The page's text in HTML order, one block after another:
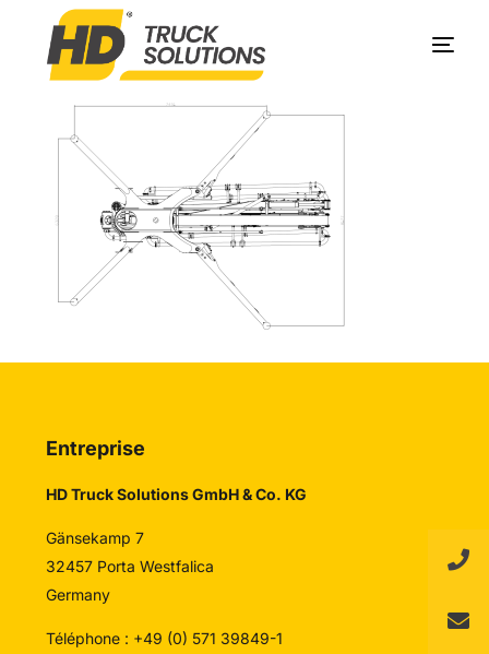
Entreprise
HD Truck Solutions GmbH & Co. KG
Gänsekamp 7
32457 Porta Westfalica
Germany
Téléphone : +49 (0) 571 39849-1
Produits
Entreprise
Service
Contact